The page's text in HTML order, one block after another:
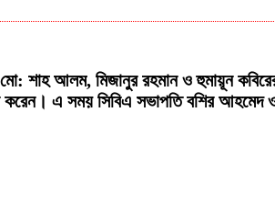
আলম, মিজানুর রহমান ও হুমায়ূন কবিরের
এ সময় সিবিএ সভাপতি বশির আহমেদ